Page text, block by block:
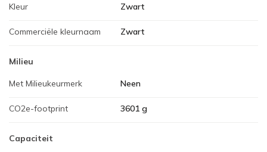
Kleur Zwart
Commerciële kleurnaam Zwart
Milieu
Met Milieukeurmerk Neen
CO2e-footprint 3601 g
Capaciteit